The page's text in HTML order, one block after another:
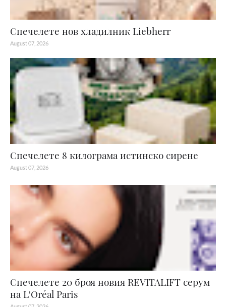
Спечелете нов хладилник Liebherr
August 07, 2026
Спечелете 8 килограма истинско сирене
August 07, 2026
Спечелете 20 броя новия REVITALIFT серум
на L'Oréal Paris